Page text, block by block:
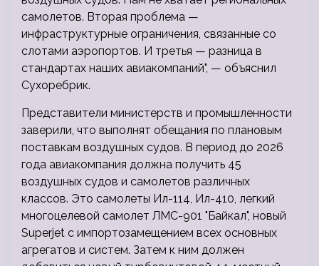
самолетов. Вторая проблема —
инфраструктурные ограничения, связанные со
слотами аэропортов. И третья — разница в
стандартах наших авиакомпаний", — объяснил
Сухоребрик.
Представители министерств и промышленности
заверили, что выполнят обещания по плановым
поставкам воздушных судов. В период до 2026
года авиакомпания должна получить 45
воздушных судов и самолетов различных
классов. Это самолеты Ил-114, Ил-410, легкий
многоцелевой самолет ЛМС-901 "Байкал", новый
Superjet с импортозамещением всех основных
агрегатов и систем. Затем к ним должен